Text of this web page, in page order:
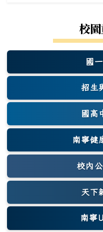
校
國
招生
國高
南寧健
校內
天下
南寧